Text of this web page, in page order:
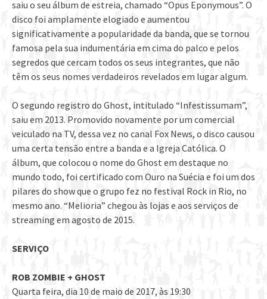
saiu o seu álbum de estreia, chamado “Opus Eponymous”. O
disco foi amplamente elogiado e aumentou
significativamente a popularidade da banda, que se tornou
famosa pela sua indumentária em cima do palco e pelos
segredos que cercam todos os seus integrantes, que não
têm os seus nomes verdadeiros revelados em lugar algum.
O segundo registro do Ghost, intitulado “Infestissumam”,
saiu em 2013. Promovido novamente por um comercial
veiculado na TV, dessa vez no canal Fox News, o disco causou
uma certa tensão entre a banda e a Igreja Católica. O
álbum, que colocou o nome do Ghost em destaque no
mundo todo, foi certificado com Ouro na Suécia e foi um dos
pilares do show que o grupo fez no festival Rock in Rio, no
mesmo ano. “Melioria” chegou às lojas e aos serviços de
streaming em agosto de 2015.
SERVIÇO
ROB ZOMBIE + GHOST
Quarta feira, dia 10 de maio de 2017, às 19:30